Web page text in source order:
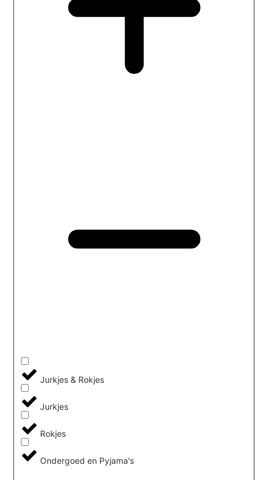
Jurkjes & Rokjes
Jurkjes
Rokjes
Ondergoed en Pyjama's